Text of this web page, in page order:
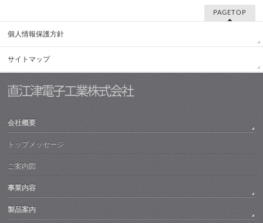
PAGETOP
個人情報保護方針
サイトマップ
会社概要
トップメッセージ
ご案内図
事業内容
製品案内